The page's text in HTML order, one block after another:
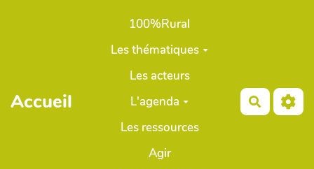
Aller au contenu principal
Accueil
100%Rural
Les thématiques
Les acteurs
L'agenda
Les ressources
Agir